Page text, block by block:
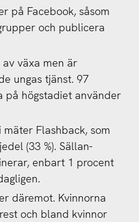
på Facebook, såsom
och publicera
växa men är
ungas tjänst. 97
på högstadiet använder
Flashback, som
(33 %). Sällan-
enbart 1 procent
däremot. Kvinnorna
och bland kvinnor